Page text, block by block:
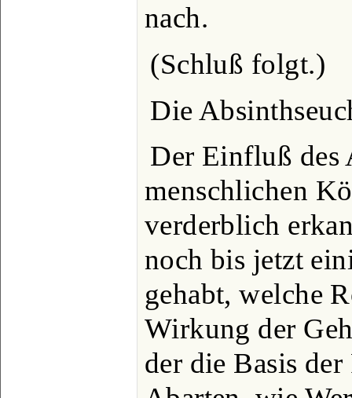
nach.
(Schluß folgt.)
Die
Der Einfluß des
menschlichen
verderblich
noch bis jetzt
gehabt, welche
Wirkung der
der die Basis